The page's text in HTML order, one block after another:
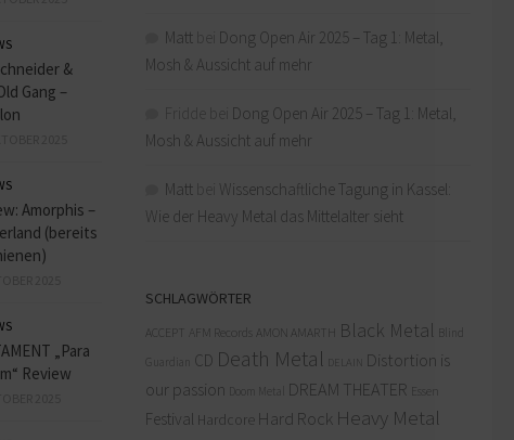
Matt
Dong Open Air 2025 – Tag 1: Metal,
Mosh & Aussicht auf mehr
Dong Open Air 2025 – Tag 1: Metal,
Mosh & Aussicht auf mehr
Matt
Wissenschaftliche Tagung in Kassel:
Wie der Heavy Metal das Mittelalter sieht
SCHLAGWÖRTER
ACCEPT AFM Records AMON AMARTH Black Metal
Blind
CD Death Metal
Distortion is
our passion
Doom Metal DREAM THEATER
Festival Hardcore Hard Rock Heavy Metal
&
Gang –
Amorphis –
(bereits
„Para
Review